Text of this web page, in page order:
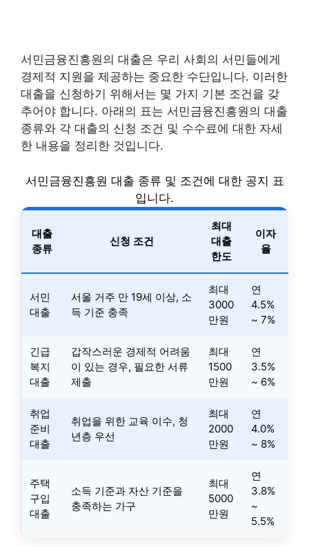
서민금융진흥원의 대출은 우리 사회의 서민들에게
경제적 지원을 제공하는 중요한 수단입니다. 이러한
대출을 신청하기 위해서는 몇 가지 기본 조건을 갖
추어야 합니다. 아래의 표는 서민금융진흥원의 대출
종류와 각 대출의 신청 조건 및 수수료에 대한 자세
한 내용을 정리한 것입니다.
서민금융진흥원 대출 종류 및 조건에 대한 공지 표
입니다.
대출
종류
신청 조건
최대
대출
한도
이자
율
서민
대출
서울 거주 만 19세 이상, 소
득 기준 충족
최대
3000
만원
연
4.5%
~ 7%
긴급
복지
대출
갑작스러운 경제적 어려움
이 있는 경우, 필요한 서류
제출
최대
1500
만원
연
3.5%
~ 6%
취업
준비
대출
취업을 위한 교육 이수, 청
년층 우선
최대
2000
만원
연
4.0%
~ 8%
주택
구입
대출
소득 기준과 자산 기준을
충족하는 가구
최대
5000
만원
연
3.8%
~
5.5%